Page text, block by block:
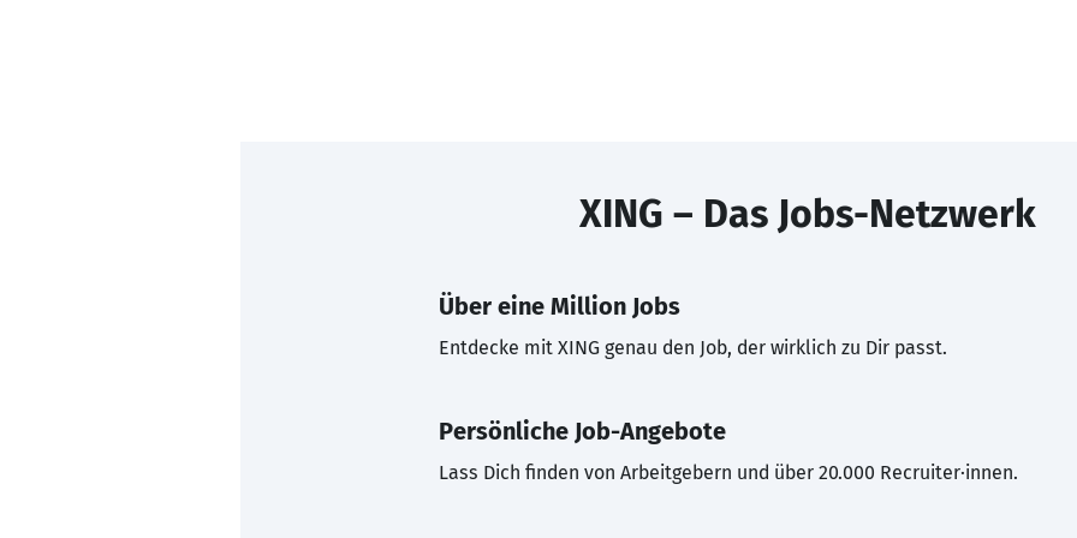
XING – Das Jobs-Netzwerk
Über eine Million Jobs
Entdecke mit XING genau den Job, der wirklich zu Dir passt.
Persönliche Job-Angebote
Lass Dich finden von Arbeitgebern und über 20.000 Recruiter·innen.